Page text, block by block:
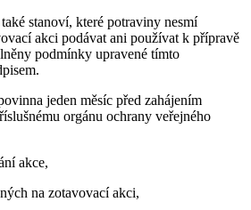
stanoví, které potraviny nesmí
akci podávat ani používat k přípravě
podmínky upravené tímto
jeden měsíc před zahájením
orgánu ochrany veřejného
akce,
na zotavovací akci,